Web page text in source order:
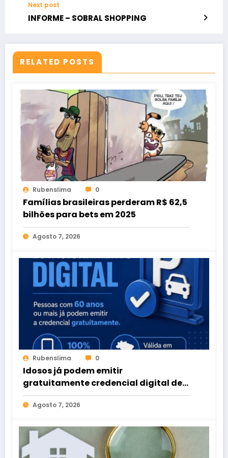
Next post
INFORME – SOBRAL SHOPPING
RELATED POSTS
Rubenslima 0
Famílias brasileiras perderam R$ 62,5
bilhões para bets em 2025
Agosto 7, 2026
Rubenslima 0
Idosos já podem emitir
gratuitamente credencial digital de
estacionamento
Agosto 7, 2026